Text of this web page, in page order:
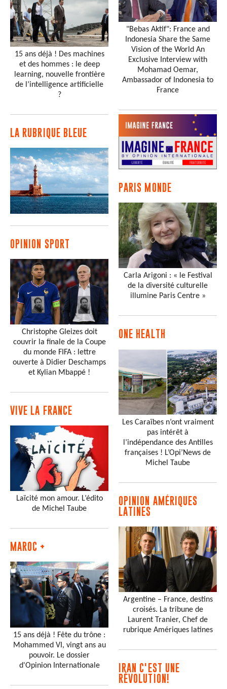
15 ans déjà ! Des machines
et des hommes : le deep
learning, nouvelle frontière
de l’intelligence artificielle
?
LA RUBRIQUE BLEUE
OPINION SPORT
Christophe Gleizes doit
couvrir la finale de la Coupe
du monde FIFA : lettre
ouverte à Didier Deschamps
et Kylian Mbappé !
VIVE LA FRANCE
Laïcité mon amour. L’édito
de Michel Taube
MAROC +
15 ans déjà ! Fête du trône :
Mohammed VI, vingt ans au
pouvoir. Le dossier
d'Opinion Internationale
"Bebas Aktif": France and
Indonesia Share the Same
Vision of the World An
Exclusive Interview with
Mohamad Oemar,
Ambassador of Indonesia to
France
PARIS MONDE
Carla Arigoni : « le Festival
de la diversité culturelle
illumine Paris Centre »
ONE HEALTH
Les Caraïbes n’ont vraiment
pas intérêt à
l’indépendance des Antilles
françaises ! L’Opi’News de
Michel Taube
OPINION AMÉRIQUES
LATINES
Argentine – France, destins
croisés. La tribune de
Laurent Tranier, Chef de
rubrique Amériques latines
IRAN C'EST UNE
RÉVOLUTION!